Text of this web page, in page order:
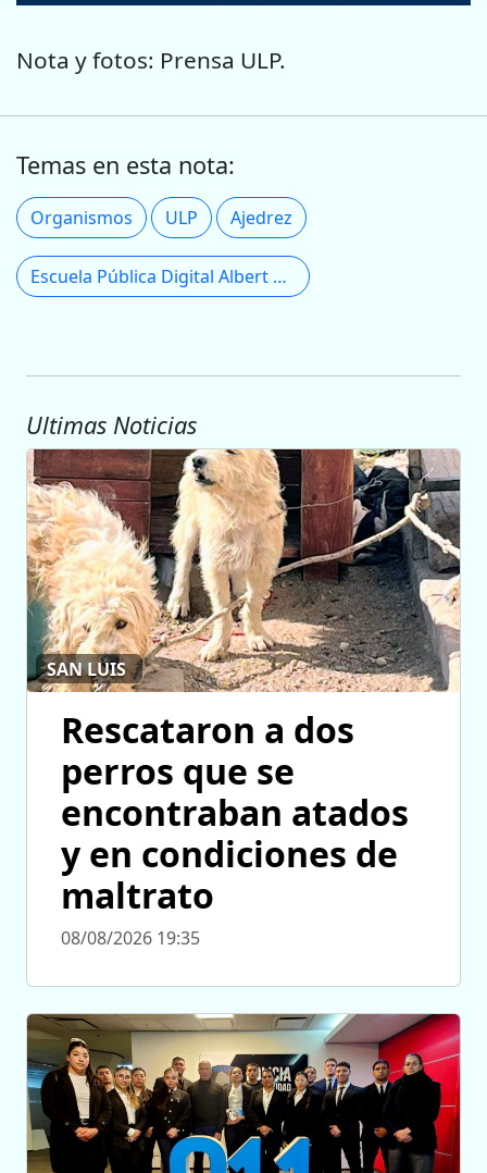
Nota y fotos: Prensa ULP.
Temas en esta nota:
Organismos ULP Ajedrez
Escuela Pública Digital Albert Einstein
Ultimas Noticias
SAN LUIS
Rescataron a dos
perros que se
encontraban atados
y en condiciones de
maltrato
08/08/2026 19:35